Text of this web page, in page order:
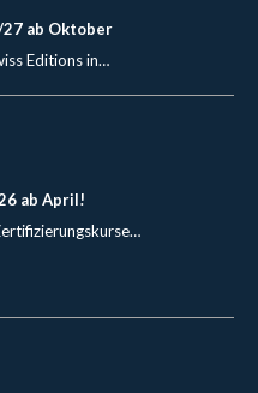
ab Oktober
Editions in…
ab April!